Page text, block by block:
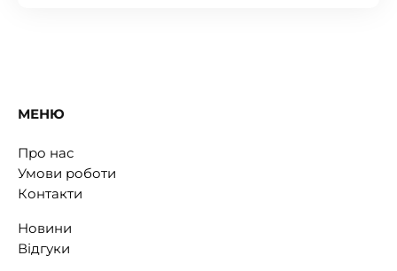
МЕНЮ
Про нас
Умови роботи
Контакти
Новини
Відгуки